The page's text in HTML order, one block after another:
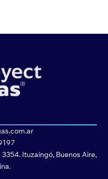
Ituzaingó, Buenos Aire,